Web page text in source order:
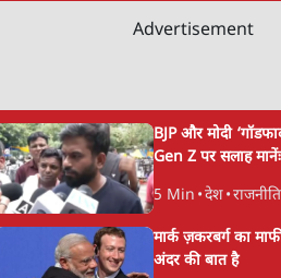
Advertisement
BJP और मोदी
Gen Z पर सलाह
5 Min •देश•
मार्क ज़करबर्ग का
अंदर की बात है